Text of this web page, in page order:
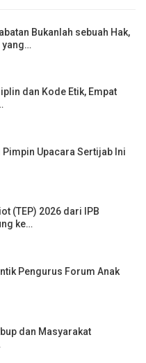
Bukanlah sebuah Hak,
yang…
dan Kode Etik, Empat
Upacara Sertijab Ini
(TEP) 2026 dari IPB
ke…
Pengurus Forum Anak
dan Masyarakat